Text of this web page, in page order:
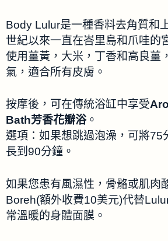
Body Lulur是一種香料去角質和
世紀以來一直在峇里島和爪哇的
使用薑黃，大米，丁香和高良薑
氣，適合所有皮膚。
按摩後，可在傳統浴缸中享受
Bath芳香花瓣浴。
選項：如果想跳過泡澡，可將75
長到90分鐘。
如果您患有風濕性，骨骼或肌肉
Boreh(額外收費10美元)代替
常溫暖的身體面膜。